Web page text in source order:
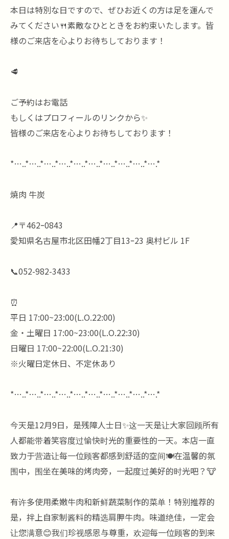
本日は特別な日ですので、ぜひお近くの方は足を運んで
みてください🍴素敵なひとときをお約束いたします。皆
様のご来店を心よりお待ちしております！
🥩
ご予約はお電話
もしくはプロフィールのリンクから✨
皆様のご来店を心よりお待ちしております！
*…..*…..*…..*…..*…..*…..*…..*…..*…..*….*
焼肉 牛炭
📍〒462ｰ0843
愛知県名古屋市北区田幡2丁目13ｰ23 奥村ビル 1F
📞052-982-3433
⏰
平日 17:00~23:00(L.O.22:00)
金・土曜日 17:00~23:00(L.O.22:30)
日曜日 17:00~22:00(L.O.21:30)
※火曜日定休日、不定休あり
*…..*…..*…..*…..*…..*…..*…..*…..*…..*….*
今天是12月9日，是残障人士日✨这一天是让大家回顾所有
人都能带着笑容度过愉快时光的重要性的一天。本店一直
致力于营造让每一位顾客都感到舒适的空间🍽️在温馨的氛
围中，围坐在美味的烤肉旁，一起度过美好的时光吧？🐮
有许多使用柔嫩牛肉和新鲜蔬菜制作的菜单！特别推荐的
是，拌上自家制酱料的精选肩胛牛肉。味道绝佳，一定会
让您满意😊我们珍视感恩与尊重，欢迎每一位顾客的到来